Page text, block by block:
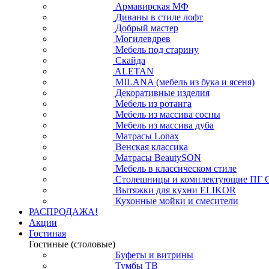
Армавирская МФ
Диваны в стиле лофт
Добрый мастер
Могилевдрев
Мебель под старину
Скайда
ALETAN
MILANA (мебель из бука и ясеня)
Декоративные изделия
Мебель из ротанга
Мебель из массива сосны
Мебель из массива дуба
Матрасы Lonax
Венская классика
Матрасы BeautySON
Мебель в классическом стиле
Столешницы и комплектующие ПГ
Вытяжки для кухни ELIKOR
Кухонные мойки и смесители
РАСПРОДАЖА!
Акции
Гостиная
Гостиные (столовые)
Буфеты и витрины
Тумбы ТВ